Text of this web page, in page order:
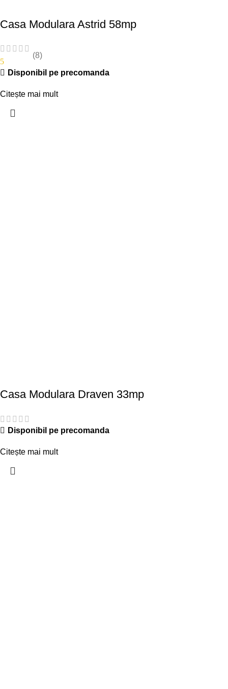
Casa Modulara Astrid 58mp
5
(8)
Disponibil pe precomanda
Citește mai mult
Casa Modulara Draven 33mp
Disponibil pe precomanda
Citește mai mult